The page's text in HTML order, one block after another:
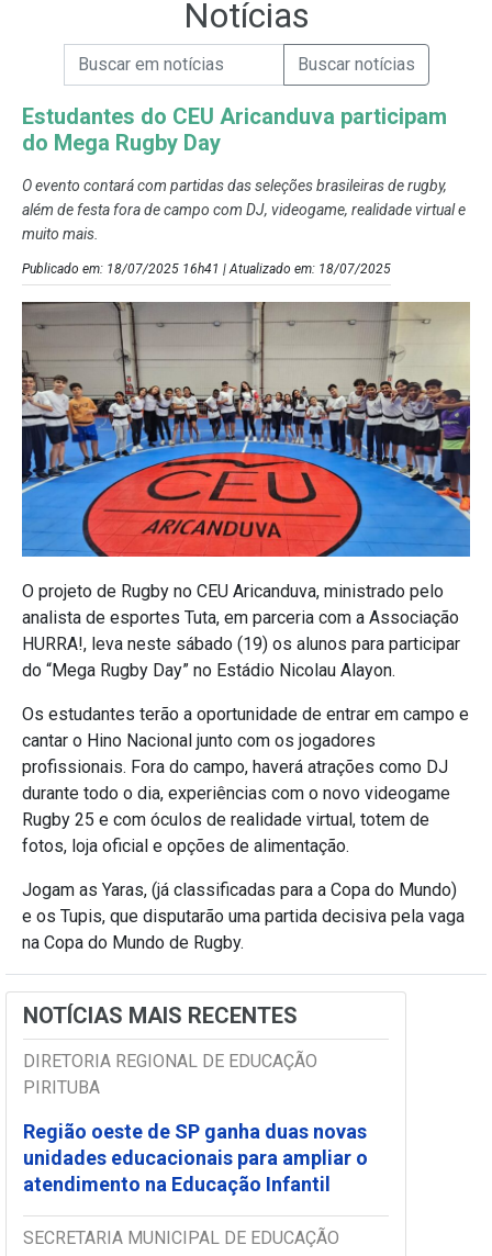
Notícias
Campo de Busca de Notícias
Campo de Busca de informaçõesEnviar a Busca de Notícias
Estudantes do CEU Aricanduva participam
do Mega Rugby Day
O evento contará com partidas das seleções brasileiras de rugby,
além de festa fora de campo com DJ, videogame, realidade virtual e
muito mais.
Publicado em: 18/07/2025 16h41 | Atualizado em: 18/07/2025
O projeto de Rugby no CEU Aricanduva, ministrado pelo
analista de esportes Tuta, em parceria com a Associação
HURRA!, leva neste sábado (19) os alunos para participar
do “Mega Rugby Day” no Estádio Nicolau Alayon.
Os estudantes terão a oportunidade de entrar em campo e
cantar o Hino Nacional junto com os jogadores
profissionais. Fora do campo, haverá atrações como DJ
durante todo o dia, experiências com o novo videogame
Rugby 25 e com óculos de realidade virtual, totem de
fotos, loja oficial e opções de alimentação.
Jogam as Yaras, (já classificadas para a Copa do Mundo)
e os Tupis, que disputarão uma partida decisiva pela vaga
na Copa do Mundo de Rugby.
NOTÍCIAS MAIS RECENTES
DIRETORIA REGIONAL DE EDUCAÇÃO
PIRITUBA
Região oeste de SP ganha duas novas
unidades educacionais para ampliar o
atendimento na Educação Infantil
SECRETARIA MUNICIPAL DE EDUCAÇÃO